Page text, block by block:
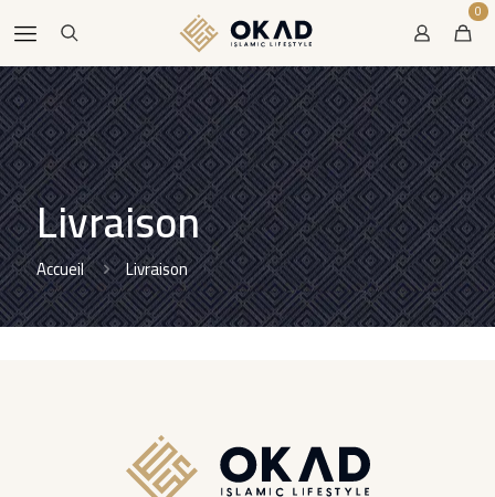
0
Livraison
Accueil Livraison